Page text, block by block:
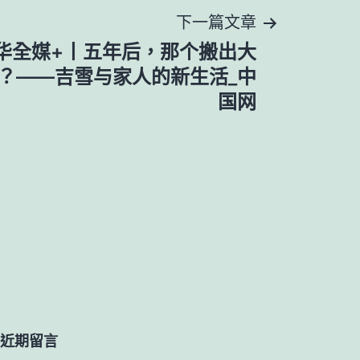
下一篇文章
全媒+丨五年后，那个搬出大
——吉雪与家人的新生活_中
国网
近期留言